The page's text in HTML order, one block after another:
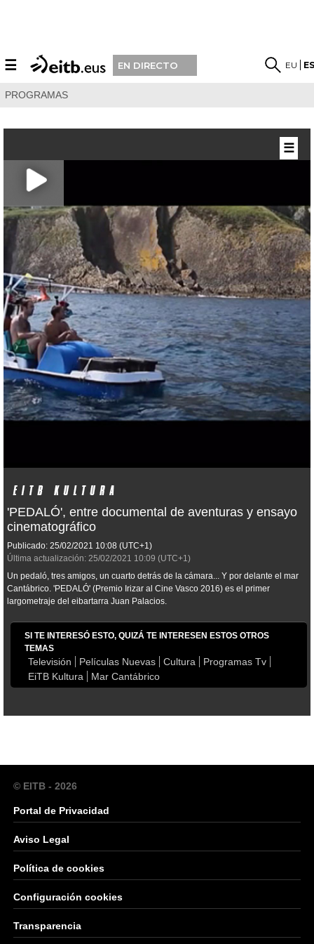
☰ EN DIRECTO EU
PROGRAMAS
'PEDALÓ', entre documental de aventuras y ensayo
cinematográfico
Publicado: 25/02/2021 10:08 (UTC+1)
Última actualización: 25/02/2021 10:09 (UTC+1)
Un pedaló, tres amigos, un cuarto detrás de la cámara... Y por delante el mar
Cantábrico. 'PEDALÓ' (Premio Irizar al Cine Vasco 2016) es el primer
largometraje del eibartarra Juan Palacios.
SI TE INTERESÓ ESTO, QUIZÁ TE INTERESEN ESTOS OTROS
TEMAS
Televisión Películas Nuevas Cultura
Programas Tv
EiTB Kultura
Mar Cantábrico
☰
© EITB - 2026
Portal de Privacidad
Aviso Legal
Política de cookies
Configuración cookies
Transparencia